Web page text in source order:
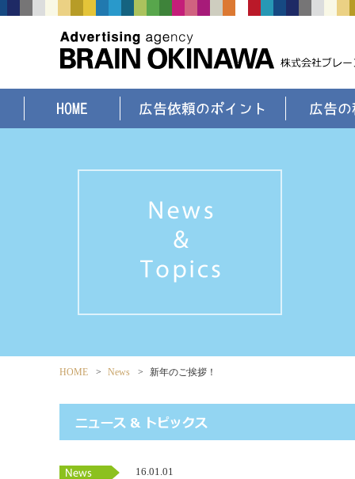
HOME > News > 新年のご挨拶！
16.01.01